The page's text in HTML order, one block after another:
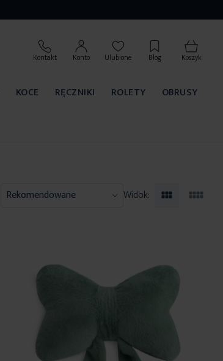
Kontakt Konto Ulubione Blog Koszyk
KOCE RĘCZNIKI ROLETY
OBRUSY
Widok: